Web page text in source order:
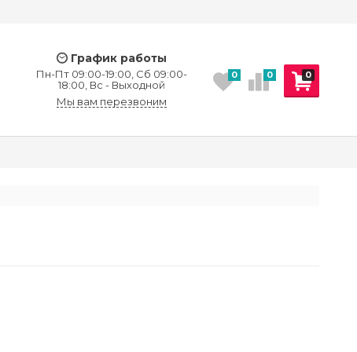
График работы
Пн-Пт 09:00-19:00, Сб 09:00-
18:00, Вс - Выходной
Мы вам перезвоним
0
0 0